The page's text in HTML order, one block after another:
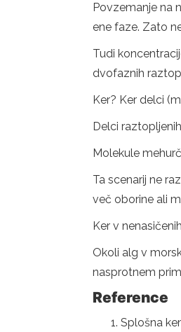
Povzemanje na
ene faze. Zato
Tudi
dvofaznih
Ker? Ker delci
Delci
Molekule
Ta scenarij ne
več oborine ali
Ker v
Okoli alg v
nasprotnem
Reference
Splošna